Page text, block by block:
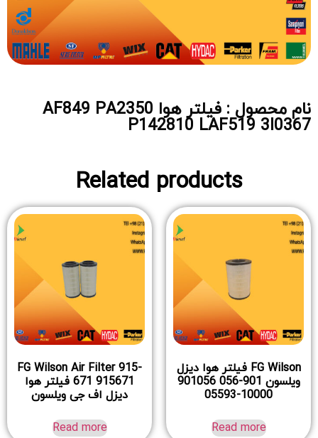
نام محصول : فیلتر هوا AF849 PA2350
P142810 LAF519 3I0367
Related products
FG Wilson فیلتر هوا دیزل
ویلسون 901-056 901056
10000-05593
Read more
FG Wilson Air Filter 915-
671 915671 فیلتر هوا
دیزل اف جی ویلسون
Read more